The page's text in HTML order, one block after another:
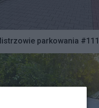
parkowania #111